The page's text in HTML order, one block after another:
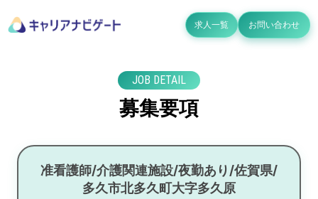
求人一覧 お問い合わせ
JOB DETAIL
募集要項
准看護師/介護関連施設/夜勤あり/佐賀県/
多久市北多久町大字多久原